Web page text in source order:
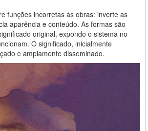
funções incorretas às obras: inverte as
aparência e conteúdo. As formas são
original, expondo o sistema no
O significado, inicialmente
e amplamente disseminado.